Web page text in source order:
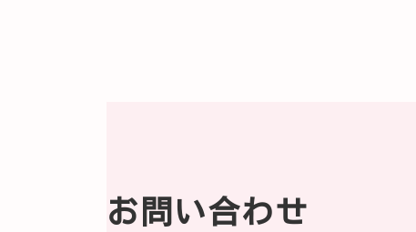
お問い合わせ